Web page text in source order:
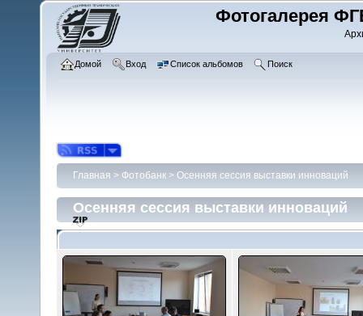
Фотогалерея
Домой Вход Список альбомов Поиск
Главная > Фотобанк > Осенняя сессия выставки инноваций
Осенняя сессия выставки инноваций